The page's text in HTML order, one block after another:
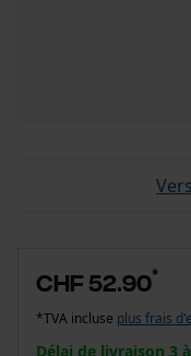
CHF 52.90*
*TVA incluse plus frais
Délai de livraison 3